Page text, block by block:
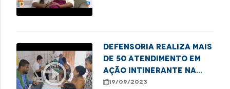
play_circle_outline
Defensoria realiza mais
de 50 atendimento em
Ação Intinerante na
Cidade Olímpica
19/09/2023